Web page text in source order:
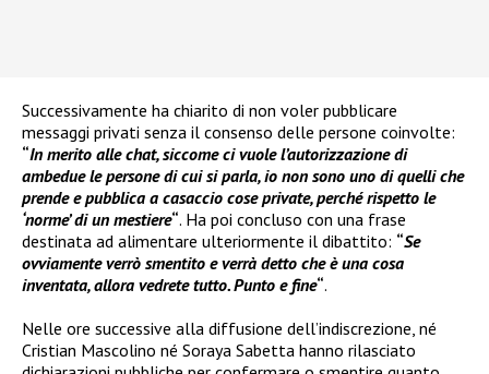
Successivamente ha chiarito di non voler pubblicare
messaggi privati senza il consenso delle persone coinvolte:
“In merito alle chat, siccome ci vuole l’autorizzazione di
ambedue le persone di cui si parla, io non sono uno di quelli che
prende e pubblica a casaccio cose private, perché rispetto le
‘norme’ di un mestiere“. Ha poi concluso con una frase
destinata ad alimentare ulteriormente il dibattito: “Se
ovviamente verrò smentito e verrà detto che è una cosa
inventata, allora vedrete tutto. Punto e fine“.
Nelle ore successive alla diffusione dell’indiscrezione, né
Cristian Mascolino né Soraya Sabetta hanno rilasciato